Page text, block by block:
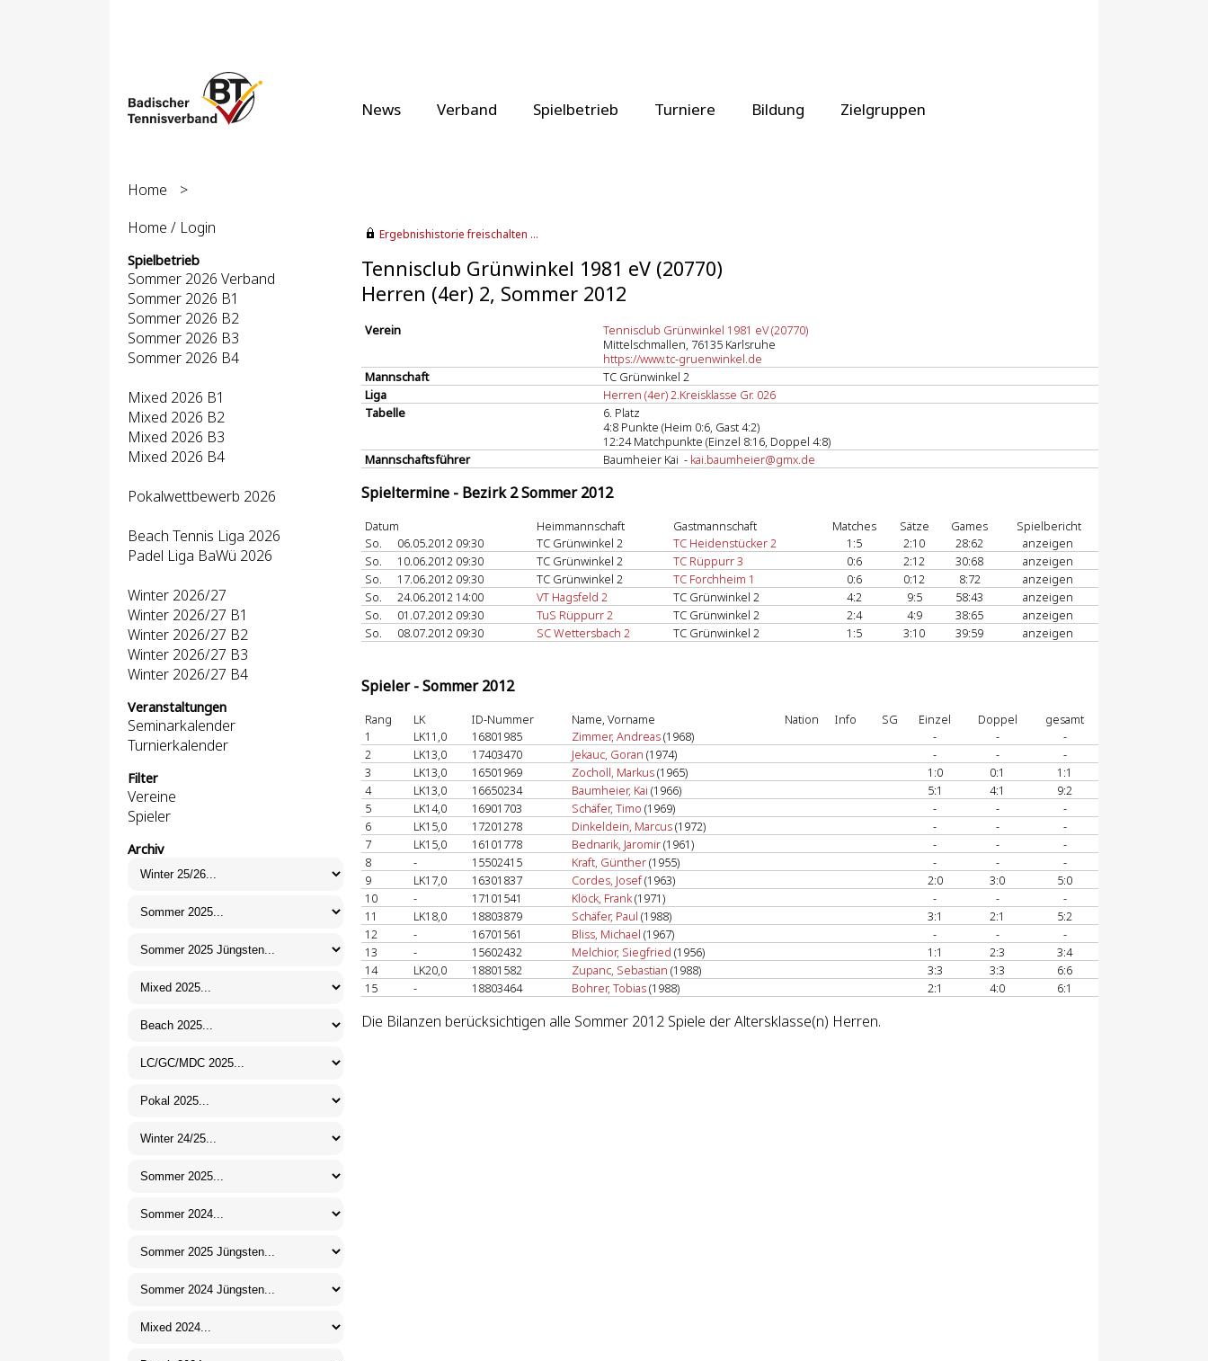
News Verband Spielbetrieb Turniere Bildung Zielgruppen
Home
>
Home / Login
Spielbetrieb
Sommer 2026 Verband
Sommer 2026 B1
Sommer 2026 B2
Sommer 2026 B3
Sommer 2026 B4
Mixed 2026 B1
Mixed 2026 B2
Mixed 2026 B3
Mixed 2026 B4
Pokalwettbewerb 2026
Beach Tennis Liga 2026
Padel Liga BaWü 2026
Winter 2026/27
Winter 2026/27 B1
Winter 2026/27 B2
Winter 2026/27 B3
Winter 2026/27 B4
Veranstaltungen
Seminarkalender
Turnierkalender
Filter
Vereine
Spieler
Archiv
Ergebnishistorie freischalten ...
Tennisclub Grünwinkel 1981 eV (20770)
Herren (4er) 2, Sommer 2012
Verein
Tennisclub Grünwinkel 1981 eV (20770)
Mittelschmallen, 76135 Karlsruhe
https://www.tc-gruenwinkel.de
Mannschaft
TC Grünwinkel 2
Liga
Herren (4er) 2.Kreisklasse Gr. 026
Tabelle
6. Platz
4:8 Punkte (Heim 0:6, Gast 4:2)
12:24 Matchpunkte (Einzel 8:16, Doppel 4:8)
Mannschaftsführer
Baumheier Kai - kai.baumheier@gmx.de
Spieltermine - Bezirk 2 Sommer 2012
Datum Heimmannschaft Gastmannschaft Matches Sätze Games
Spielbericht
So.
06.05.2012 09:30 TC Grünwinkel 2 TC Heidenstücker 2 1:5 2:10 28:62
anzeigen
So.
10.06.2012 09:30 TC Grünwinkel 2 TC Rüppurr 3 0:6 2:12 30:68
anzeigen
So.
17.06.2012 09:30 TC Grünwinkel 2 TC Forchheim 1 0:6 0:12 8:72
anzeigen
So.
24.06.2012 14:00 VT Hagsfeld 2 TC Grünwinkel 2 4:2 9:5 58:43
anzeigen
So.
01.07.2012 09:30 TuS Rüppurr 2 TC Grünwinkel 2 2:4 4:9 38:65
anzeigen
So.
08.07.2012 09:30 SC Wettersbach 2 TC Grünwinkel 2 1:5 3:10 39:59 anzeigen
Spieler - Sommer 2012
Rang LK ID-Nummer Name, Vorname Nation Info SG Einzel Doppel
gesamt
1
LK11,0 16801985 Zimmer, Andreas(1968) - -
-
2
LK13,0 17403470 Jekauc, Goran (1974) - -
-
3
LK13,0 16501969 Zocholl, Markus(1965) 1:0 0:1
1:1
4
LK13,0 16650234 Baumheier, Kai (1966) 5:1 4:1
9:2
5
LK14,0 16901703 Schäfer, Timo (1969) - -
-
6
LK15,0 17201278 Dinkeldein, Marcus(1972) - -
-
7
LK15,0 16101778 Bednarik, Jaromir(1961) - -
-
8
- 15502415 Kraft, Günther(1955) - -
-
9
LK17,0 16301837 Cordes, Josef(1963) 2:0 3:0
5:0
10
- 17101541 Klöck, Frank(1971) - -
-
11
LK18,0 18803879 Schäfer, Paul (1988) 3:1 2:1
5:2
12
- 16701561 Bliss, Michael (1967) - -
-
13
- 15602432 Melchior, Siegfried (1956) 1:1 2:3
3:4
14
LK20,0 18801582 Zupanc, Sebastian (1988) 3:3 3:3
6:6
15
- 18803464 Bohrer, Tobias(1988) 2:1 4:0 6:1
Die Bilanzen berücksichtigen alle Sommer 2012 Spiele der Altersklasse(n) Herren.